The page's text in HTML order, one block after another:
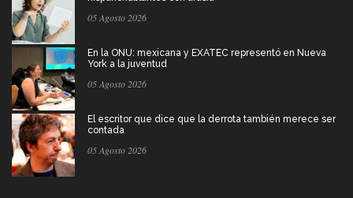
05 Agosto 2026
En la ONU: mexicana y EXATEC representó en Nueva
York a la juventud
05 Agosto 2026
El escritor que dice que la derrota también merece ser
contada
05 Agosto 2026